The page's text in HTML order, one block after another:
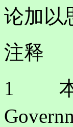
论加以
注释
1 本文